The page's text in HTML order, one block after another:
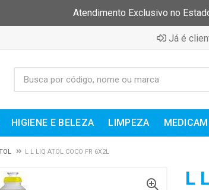
Atendimento Exclusivo no
Já é
HIGIENE E BELEZA LIMPEZA
L L LIQ ATOL COCO FR 6X2L
L